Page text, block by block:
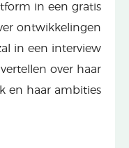
in een gratis
ontwikkelingen
in een interview
over haar
en haar ambities.